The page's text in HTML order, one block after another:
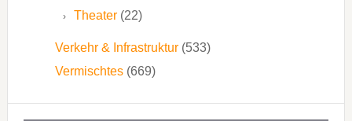
Theater(22)
Verkehr & Infrastruktur(533)
Vermischtes(669)